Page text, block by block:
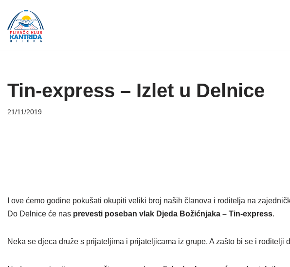
Skip
to
Tin-express – Izlet u Delnice
21/11/2019
I ove ćemo godine pokušati okupiti veliki broj naših članova i roditelja na
Do Delnice će nas prevesti poseban vlak Djeda Božićnjaka – Tin-express.
Neka se djeca druže s prijateljima i prijateljicama iz grupe. A zašto bi se i roditelji